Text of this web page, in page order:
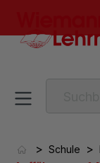
> Schule >